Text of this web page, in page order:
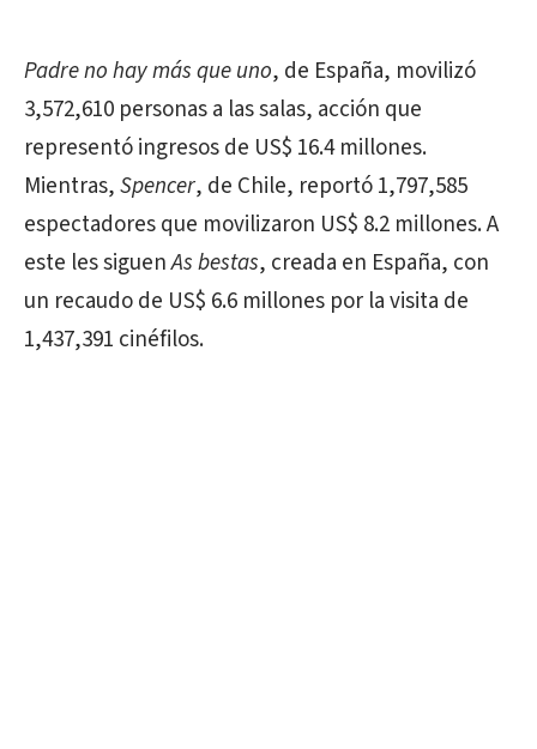
Padre no hay más que uno, de España, movilizó
3,572,610 personas a las salas, acción que
representó ingresos de US$ 16.4 millones.
Mientras,Spencer, de Chile, reportó 1,797,585
espectadores que movilizaron US$ 8.2 millones. A
este les siguenAs bestas, creada en España, con
un recaudo de US$ 6.6 millones por la visita de
1,437,391 cinéfilos.